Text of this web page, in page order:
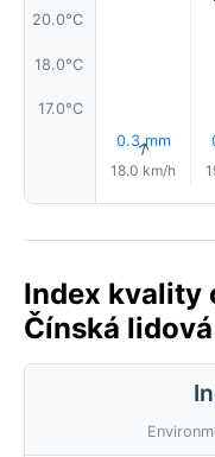
20.0°C
18.0°C
17.0°C
0.3 mm
↑
18.0 km/h
Index kvality
Čínská